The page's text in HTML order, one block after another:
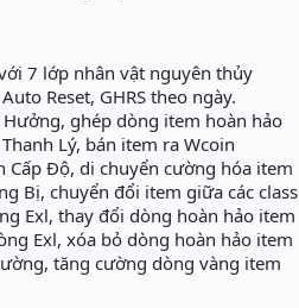
7 lớp nhân vật nguyên thủy
Reset, GHRS theo ngày.
ghép dòng item hoàn hảo
Lý, bán item ra Wcoin
Độ, di chuyển cường hóa item
Bị, chuyển đổi item giữa các class
Exl, thay đổi dòng hoàn hảo item
Exl, xóa bỏ dòng hoàn hảo item
tăng cường dòng vàng item